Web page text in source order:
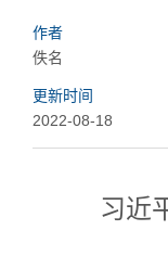
作者
佚名
更新时间
2022-08-18
习近